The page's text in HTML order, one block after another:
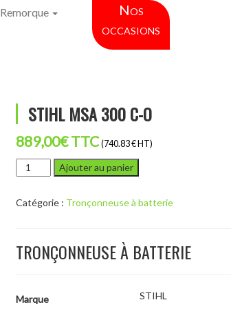
Remorque
Nos
occasions
STIHL MSA 300 C-O
889,00€TTC (740.83 € HT)
quantité
de
MSA
O
Ajouter au panier
Catégorie : Tronçonneuse à batterie
TRONÇONNEUSE À BATTERIE
Marque
STIHL